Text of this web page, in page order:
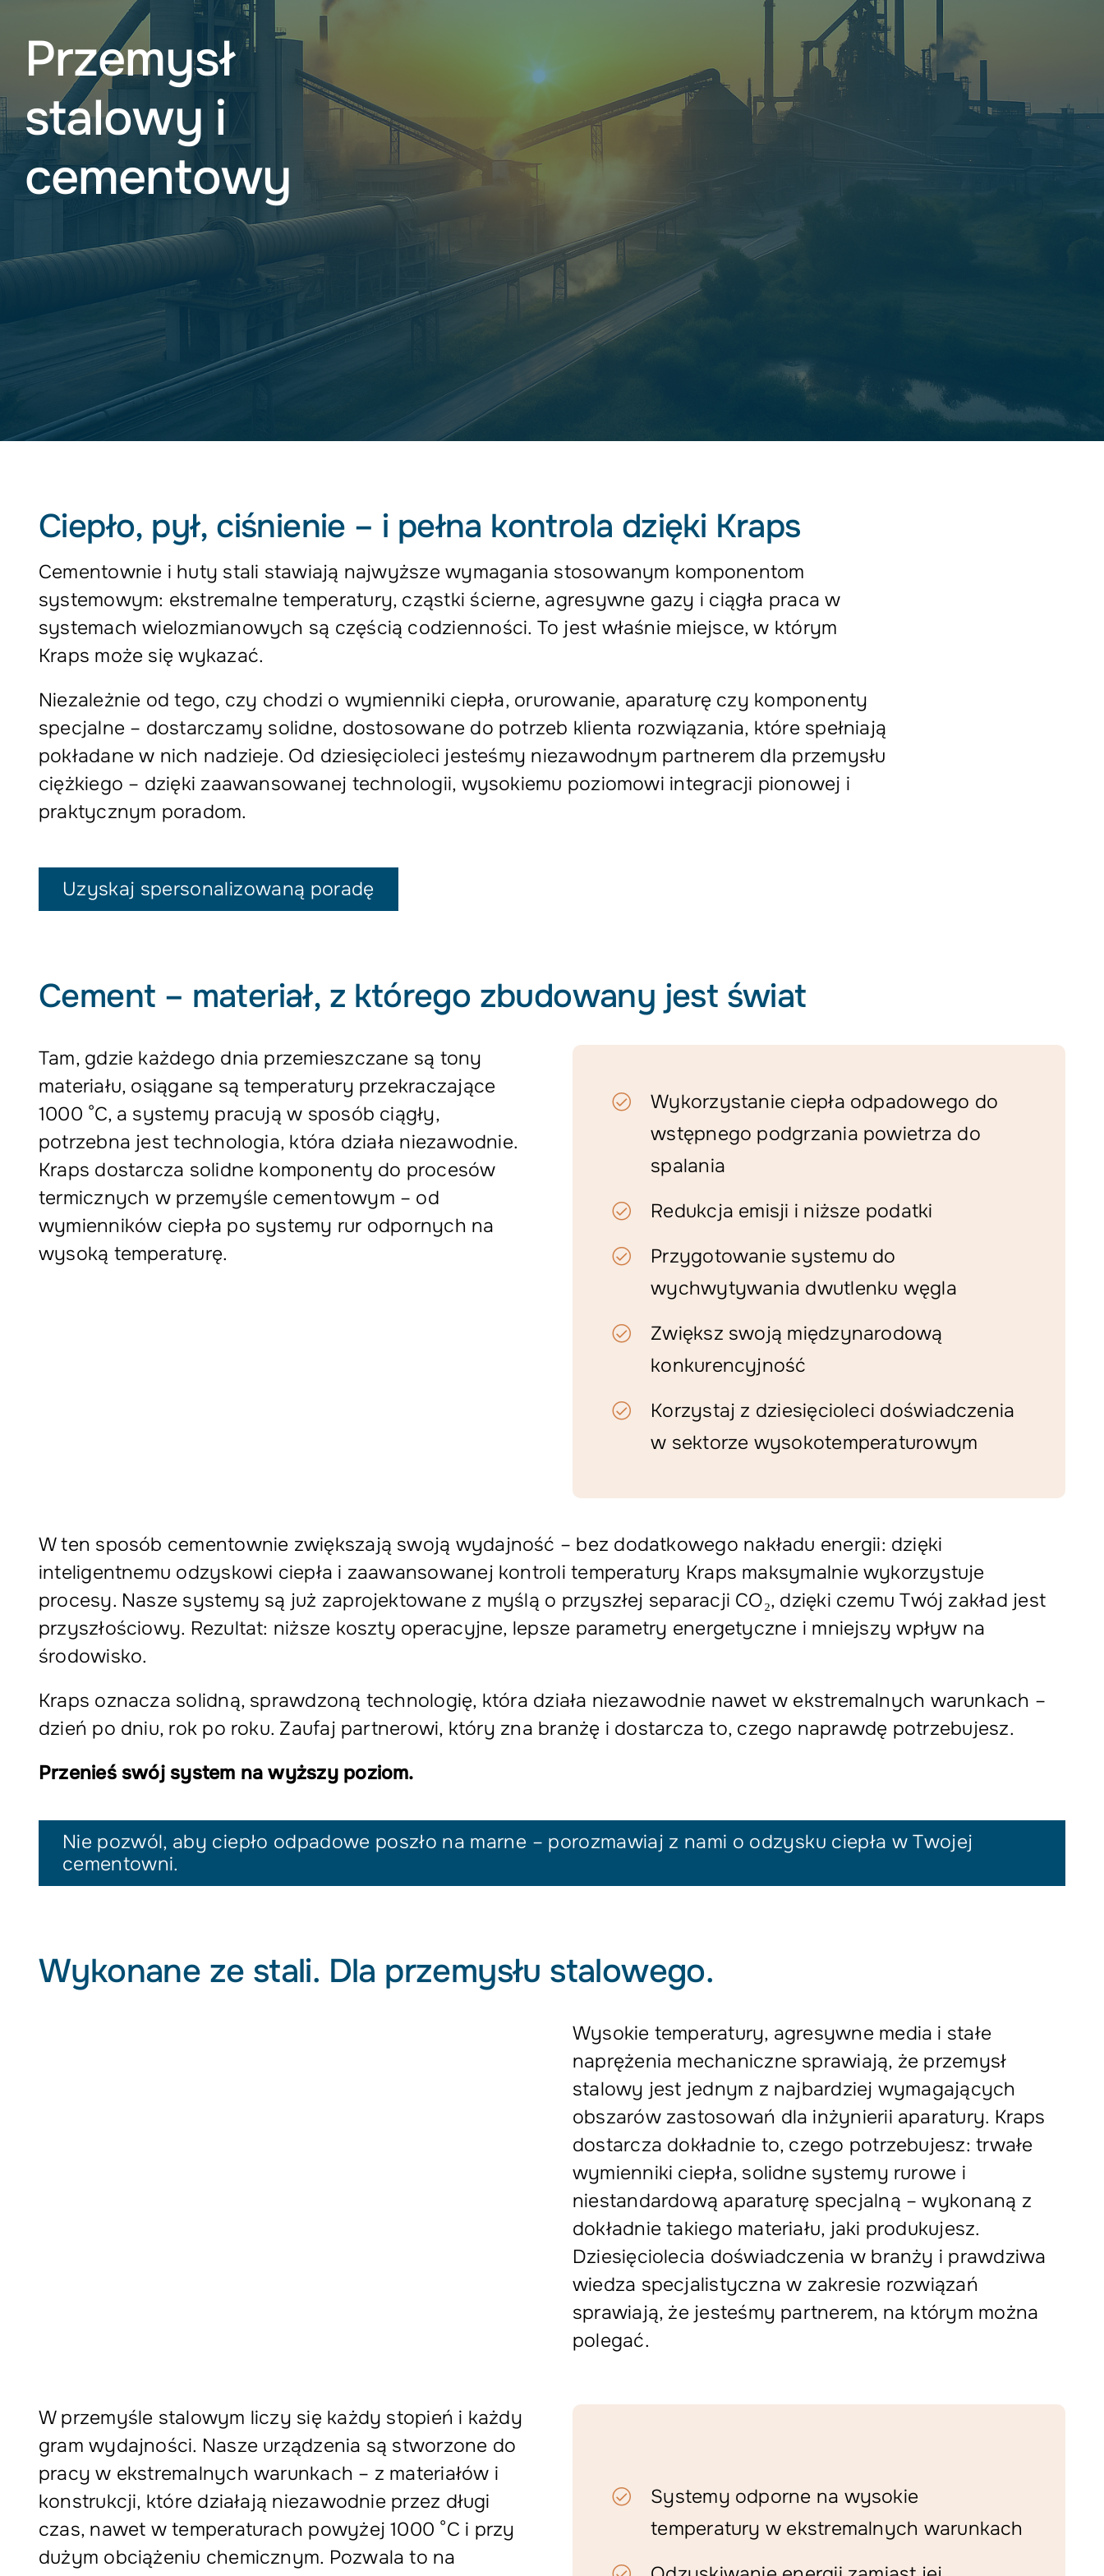
Przemysł
stalowy i
cementowy
Ciepło, pył, ciśnienie – i pełna kontrola dzięki Kraps
Cementownie i huty stali stawiają najwyższe wymagania stosowanym komponentom
systemowym: ekstremalne temperatury, cząstki ścierne, agresywne gazy i ciągła praca w
systemach wielozmianowych są częścią codzienności. To jest właśnie miejsce, w którym
Kraps może się wykazać.
Niezależnie od tego, czy chodzi o wymienniki ciepła, orurowanie, aparaturę czy komponenty
specjalne – dostarczamy solidne, dostosowane do potrzeb klienta rozwiązania, które spełniają
pokładane w nich nadzieje. Od dziesięcioleci jesteśmy niezawodnym partnerem dla przemysłu
ciężkiego – dzięki zaawansowanej technologii, wysokiemu poziomowi integracji pionowej i
praktycznym poradom.
Uzyskaj spersonalizowaną poradę
Cement – materiał, z którego zbudowany jest świat
Tam, gdzie każdego dnia przemieszczane są tony
materiału, osiągane są temperatury przekraczające
1000 °C, a systemy pracują w sposób ciągły,
potrzebna jest technologia, która działa niezawodnie.
Kraps dostarcza solidne komponenty do procesów
termicznych w przemyśle cementowym – od
wymienników ciepła po systemy rur odpornych na
wysoką temperaturę.
Wykorzystanie ciepła odpadowego do
wstępnego podgrzania powietrza do
spalania
Redukcja emisji i niższe podatki
Przygotowanie systemu do
wychwytywania dwutlenku węgla
Zwiększ swoją międzynarodową
konkurencyjność
Korzystaj z dziesięcioleci doświadczenia
w sektorze wysokotemperaturowym
W ten sposób cementownie zwiększają swoją wydajność – bez dodatkowego nakładu energii: dzięki
inteligentnemu odzyskowi ciepła i zaawansowanej kontroli temperatury Kraps maksymalnie wykorzystuje
procesy. Nasze systemy są już zaprojektowane z myślą o przyszłej separacji CO₂, dzięki czemu Twój zakład jest
przyszłościowy. Rezultat: niższe koszty operacyjne, lepsze parametry energetyczne i mniejszy wpływ na
środowisko.
Kraps oznacza solidną, sprawdzoną technologię, która działa niezawodnie nawet w ekstremalnych warunkach –
dzień po dniu, rok po roku. Zaufaj partnerowi, który zna branżę i dostarcza to, czego naprawdę potrzebujesz.
Przenieś swój system na wyższy poziom.
Nie pozwól, aby ciepło odpadowe poszło na marne – porozmawiaj z nami o odzysku ciepła w Twojej
cementowni.
Wykonane ze stali. Dla przemysłu stalowego.
Wysokie temperatury, agresywne media i stałe
naprężenia mechaniczne sprawiają, że przemysł
stalowy jest jednym z najbardziej wymagających
obszarów zastosowań dla inżynierii aparatury. Kraps
dostarcza dokładnie to, czego potrzebujesz: trwałe
wymienniki ciepła, solidne systemy rurowe i
niestandardową aparaturę specjalną – wykonaną z
dokładnie takiego materiału, jaki produkujesz.
Dziesięciolecia doświadczenia w branży i prawdziwa
wiedza specjalistyczna w zakresie rozwiązań
sprawiają, że jesteśmy partnerem, na którym można
polegać.
W przemyśle stalowym liczy się każdy stopień i każdy
gram wydajności. Nasze urządzenia są stworzone do
pracy w ekstremalnych warunkach – z materiałów i
konstrukcji, które działają niezawodnie przez długi
czas, nawet w temperaturach powyżej 1000 °C i przy
dużym obciążeniu chemicznym. Pozwala to na
Systemy odporne na wysokie
temperatury w ekstremalnych warunkach